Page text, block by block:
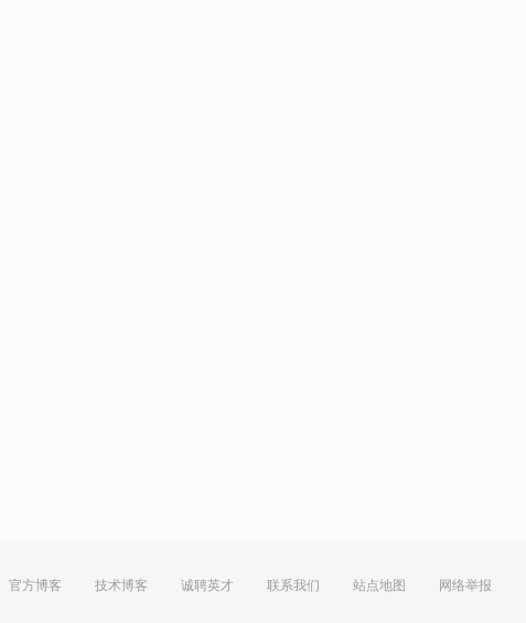
官方博客 技术博客 诚聘英才 联系我们 站点地图 网络举报